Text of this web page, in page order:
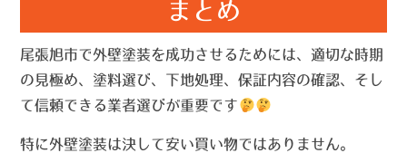
まとめ
尾張旭市で外壁塗装を成功させるためには、適切な時期
の見極め、塗料選び、下地処理、保証内容の確認、そし
て信頼できる業者選びが重要です
特に外壁塗装は決して安い買い物ではありません。